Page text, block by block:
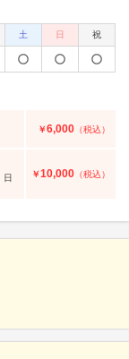
土 日 祝
￥6,000 （税込）
￥10,000 （税込）